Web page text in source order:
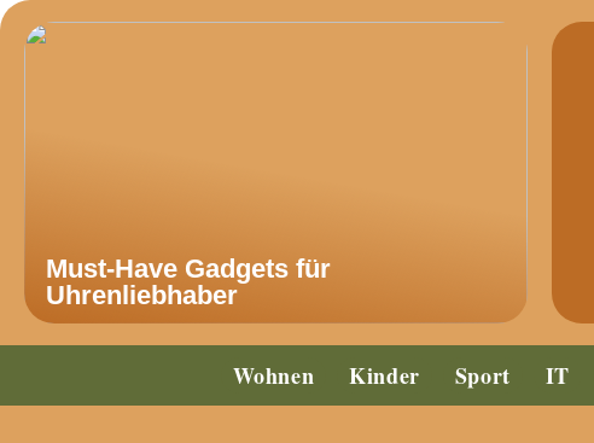
Must-Have Gadgets für
Uhrenliebhaber
Wohnen Kinder Sport IT